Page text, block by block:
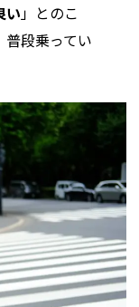
い」とのこ
普段乗ってい